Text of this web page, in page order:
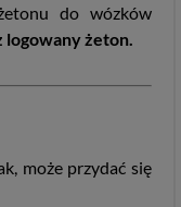
do wózków
żeton.
może przydać się